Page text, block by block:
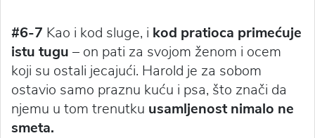
#6-7 Kao i kod sluge, i kod pratioca primećuje
istu tugu – on pati za svojom ženom i ocem
koji su ostali jecajući. Harold je za sobom
ostavio samo praznu kuću i psa, što znači da
njemu u tom trenutku usamljenost nimalo ne
smeta.